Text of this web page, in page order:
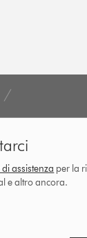
assistenza per la
e altro ancora.